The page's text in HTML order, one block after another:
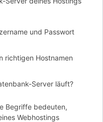
und Passwort
richtigen Hostnamen
Server läuft?
Begriffe bedeuten,
Webhostings